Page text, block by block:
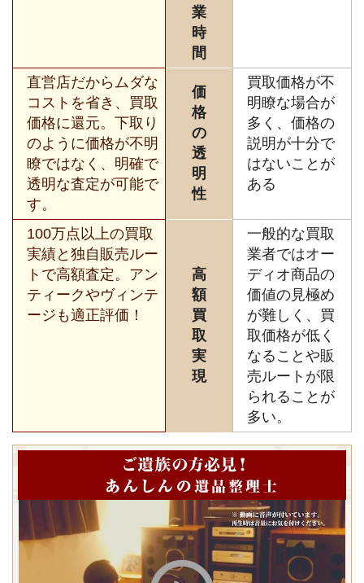
業
時
間
直営店だからムダな
コストを省き、買取
価格に還元。下取り
のように価格が不明
瞭ではなく、明確で
透明な査定が可能で
す。
価
格
の
透
明
性
買取価格が不
明瞭な場合が
多く、価格の
説明が十分で
はないことが
ある
100万点以上の買取
実績と独自販売ルー
トで高額査定。アン
ティークやヴィンテ
ージも適正評価！
高
額
買
取
実
現
一般的な買取
業者ではオー
ディオ商品の
価値の見極め
が難しく、買
取価格が低く
なることや販
売ルートが限
られることが
多い。